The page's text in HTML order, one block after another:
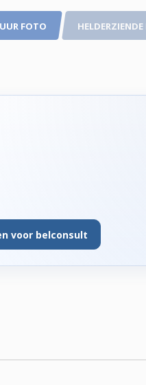
FOTO
voor belconsult